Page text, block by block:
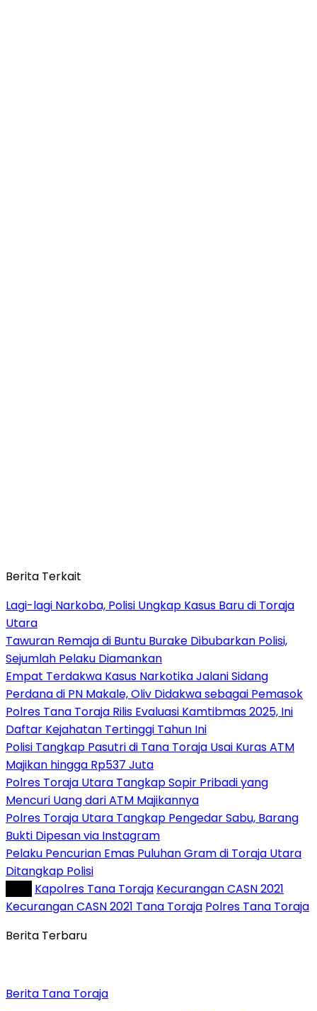
Berita Terkait
Lagi-lagi Narkoba, Polisi Ungkap Kasus Baru di Toraja
Utara
Tawuran Remaja di Buntu Burake Dibubarkan Polisi,
Sejumlah Pelaku Diamankan
Empat Terdakwa Kasus Narkotika Jalani Sidang
Perdana di PN Makale, Oliv Didakwa sebagai Pemasok
Polres Tana Toraja Rilis Evaluasi Kamtibmas 2025, Ini
Daftar Kejahatan Tertinggi Tahun Ini
Polisi Tangkap Pasutri di Tana Toraja Usai Kuras ATM
Majikan hingga Rp537 Juta
Polres Toraja Utara Tangkap Sopir Pribadi yang
Mencuri Uang dari ATM Majikannya
Polres Toraja Utara Tangkap Pengedar Sabu, Barang
Bukti Dipesan via Instagram
Pelaku Pencurian Emas Puluhan Gram di Toraja Utara
Ditangkap Polisi
Kapolres Tana Toraja Kecurangan CASN 2021
Kecurangan CASN 2021 Tana Toraja Polres Tana Toraja
Berita Terbaru
Berita Tana Toraja